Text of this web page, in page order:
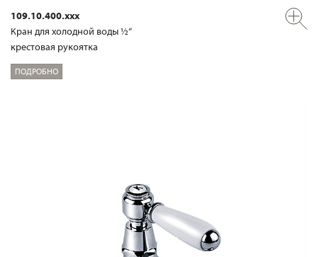
109.10.400.xxx
Кран для холодной воды ½“
крестовая рукоятка
ПОДРОБНО